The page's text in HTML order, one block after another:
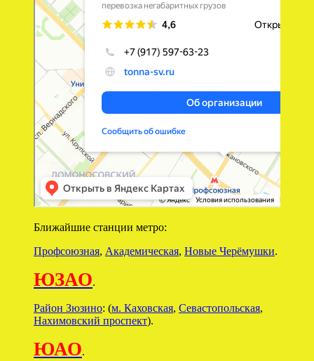
Ближайшие станции метро:
Профсоюзная, Академическая, Новые Черёмушки.
ЮЗАО.
Район Зюзино: (м. Каховская, Севастопольская,
Нахимовский проспект).
ЮАО.